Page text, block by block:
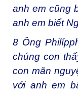
anh em cũng
anh em biết
8 Ông
chúng con
con mãn
với anh em